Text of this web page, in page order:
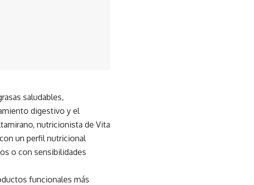
saludables,
digestivo y el
nutricionista de Vita
un perfil nutricional
o con sensibilidades
funcionales más